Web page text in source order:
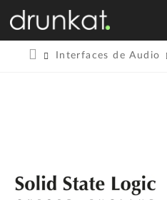
Interfaces de Audio